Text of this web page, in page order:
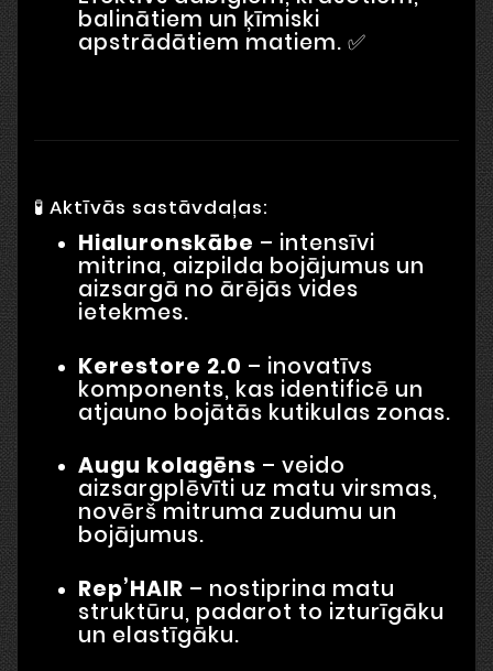
balinātiem un ķīmiski
apstrādātiem matiem. ✅
🧪 Aktīvās sastāvdaļas:
Hialuronskābe – intensīvi
mitrina, aizpilda bojājumus un
aizsargā no ārējās vides
ietekmes.
Kerestore 2.0 – inovatīvs
komponents, kas identificē un
atjauno bojātās kutikulas zonas.
Augu kolagēns – veido
aizsargplēvīti uz matu virsmas,
novērš mitruma zudumu un
bojājumus.
Rep’HAIR – nostiprina matu
struktūru, padarot to izturīgāku
un elastīgāku.